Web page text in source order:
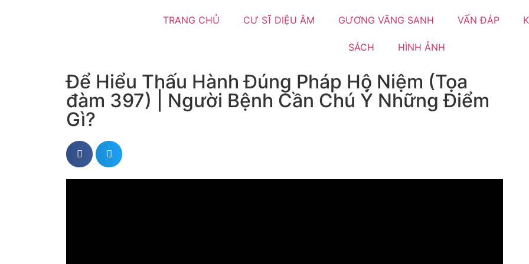
TRANG CHỦ CƯ SĨ DIỆU ÂM GƯƠNG VÃNG SANH VẤN ĐÁP
SÁCH HÌNH ẢNH
Để Hiểu Thấu Hành Đúng Pháp Hộ Niệm (Tọa
đàm 397) | Người Bệnh Cần Chú Ý Những Điểm
Gì?